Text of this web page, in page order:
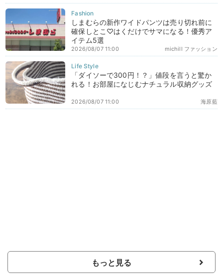
しまむらの新作ワイドパンツは売り切れ前に
確保しとこ♡はくだけでサマになる！優秀ア
イテム5選
michill ファッション
2026/08/07 11:00
「ダイソーで300円！？」値段を言うと驚か
れる！お部屋になじむナチュラル収納グッズ
海原藍
2026/08/07 11:00
もっと見る